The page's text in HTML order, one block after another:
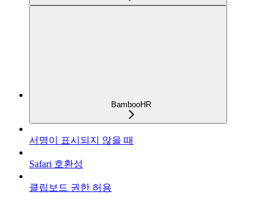
BambooHR
서명이 표시되지 않을 때
Safari 호환성
클립보드 권한 허용